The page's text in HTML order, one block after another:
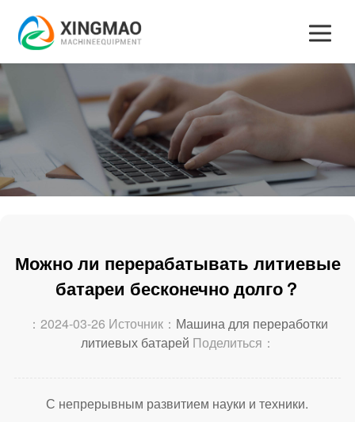
Можно ли перерабатывать литиевые
батареи бесконечно долго？
：2024-03-26 Источник： Машина для переработки
литиевых батарей Поделиться：
С непрерывным развитием науки и техники.